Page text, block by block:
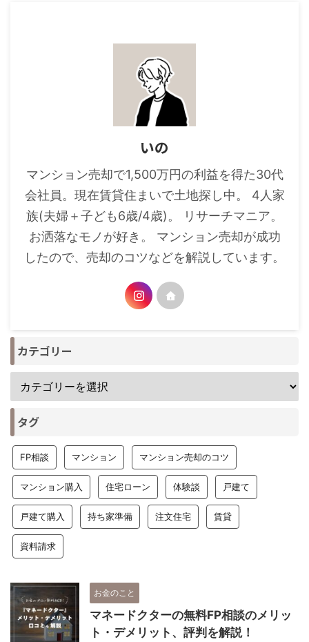
いの
マンション売却で1,500万円の利益を得た30代
会社員。現在賃貸住まいで土地探し中。 4人家
族(夫婦＋子ども6歳/4歳)。 リサーチマニア。
お洒落なモノが好き。 マンション売却が成功
したので、売却のコツなどを解説しています。
カテゴリー
タグ
FP相談 マンション マンション売却のコツ
マンション購入 住宅ローン 体験談 戸建て
戸建て購入 持ち家準備 注文住宅 賃貸
資料請求
お金のこと
マネードクターの無料FP相談のメリッ
ト・デメリット、評判を解説！